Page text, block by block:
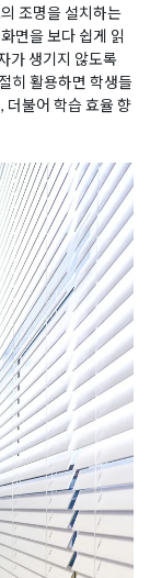
조명을 설치하는
면을 보다 쉽게 읽
가 생기지 않도록
히 활용하면 학생들
더불어 학습 효율 향